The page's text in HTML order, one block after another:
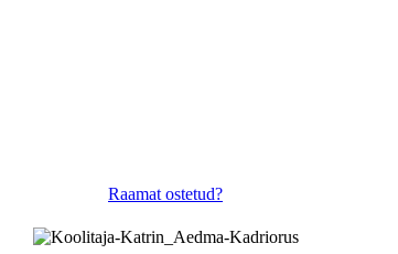
Raamat ostetud?